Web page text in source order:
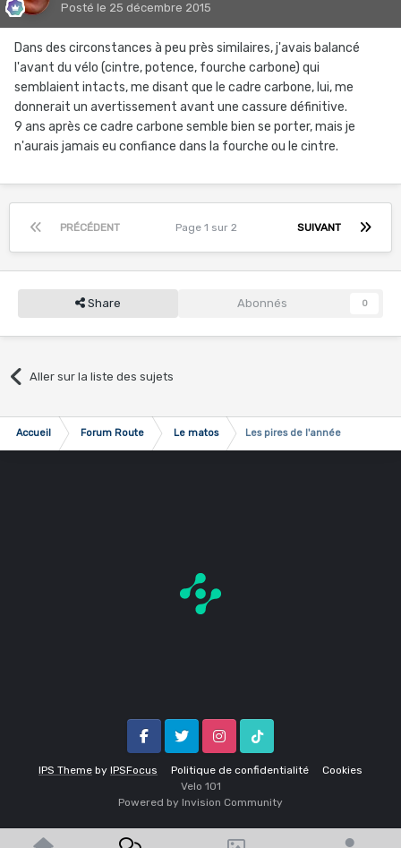
Posté le 25 décembre 2015
Dans des circonstances à peu près similaires, j'avais balancé
l'avant du vélo (cintre, potence, fourche carbone) qui
semblaient intacts, me disant que le cadre carbone, lui, me
donnerait un avertissement avant une cassure définitive.
9 ans après ce cadre carbone semble bien se porter, mais je
n'aurais jamais eu confiance dans la fourche ou le cintre.
PRÉCÉDENT SUIVANT
Page 1 sur 2
Share Abonnés 0
Aller sur la liste des sujets
Accueil Forum Route Le matos Les pires de l'année
IPS Theme by IPSFocus Politique de confidentialité Cookies
FacebookTwitter InstagramTik Tok
Velo 1O1
Powered by Invision Community